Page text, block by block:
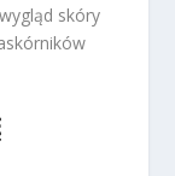
skóry